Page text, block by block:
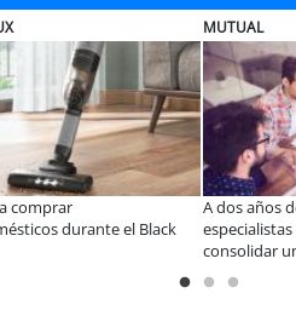
comprar
durante el Black
MUTUAL
A dos años
consolidar